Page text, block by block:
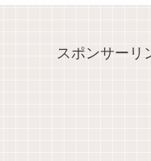
スポンサーリ